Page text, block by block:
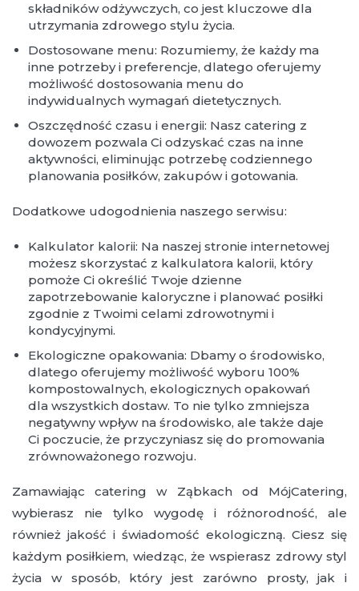
składników odżywczych, co jest kluczowe dla
utrzymania zdrowego stylu życia.
Dostosowane menu: Rozumiemy, że każdy ma
inne potrzeby i preferencje, dlatego oferujemy
możliwość dostosowania menu do
indywidualnych wymagań dietetycznych.
Oszczędność czasu i energii: Nasz catering z
dowozem pozwala Ci odzyskać czas na inne
aktywności, eliminując potrzebę codziennego
planowania posiłków, zakupów i gotowania.
Dodatkowe udogodnienia naszego serwisu:
Kalkulator kalorii: Na naszej stronie internetowej
możesz skorzystać z kalkulatora kalorii, który
pomoże Ci określić Twoje dzienne
zapotrzebowanie kaloryczne i planować posiłki
zgodnie z Twoimi celami zdrowotnymi i
kondycyjnymi.
Ekologiczne opakowania: Dbamy o środowisko,
dlatego oferujemy możliwość wyboru 100%
kompostowalnych, ekologicznych opakowań
dla wszystkich dostaw. To nie tylko zmniejsza
negatywny wpływ na środowisko, ale także daje
Ci poczucie, że przyczyniasz się do promowania
zrównoważonego rozwoju.
Zamawiając catering w Ząbkach od MójCatering,
wybierasz nie tylko wygodę i różnorodność, ale
również jakość i świadomość ekologiczną. Ciesz się
każdym posiłkiem, wiedząc, że wspierasz zdrowy styl
życia w sposób, który jest zarówno prosty, jak i